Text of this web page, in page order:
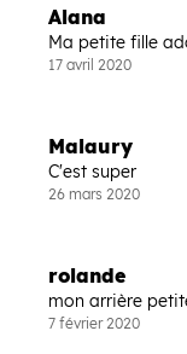
Alana
Ma petite fille
17 avril 2020
Malaury
C'est super
26 mars 2020
rolande
mon arrière
7 février 2020